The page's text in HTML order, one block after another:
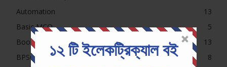
১২ টি ইলেকট্রিক্যাল বই
Automation
13
Basic MCQ
5
Book
13
BPSC MCQ
8